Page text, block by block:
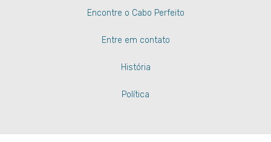
Encontre o Cabo Perfeito
Entre em contato
História
Política